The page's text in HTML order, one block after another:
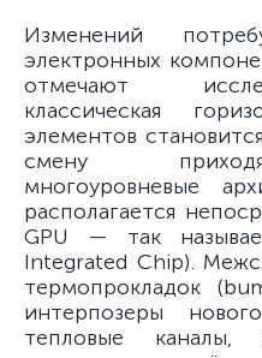
Изменений
электронных
отмечают
классическая
элементов
смену
многоуровневые
располагается
GPU — так
Integrated Chip).
термопрокладок
интерпозеры
тепловые каналы,